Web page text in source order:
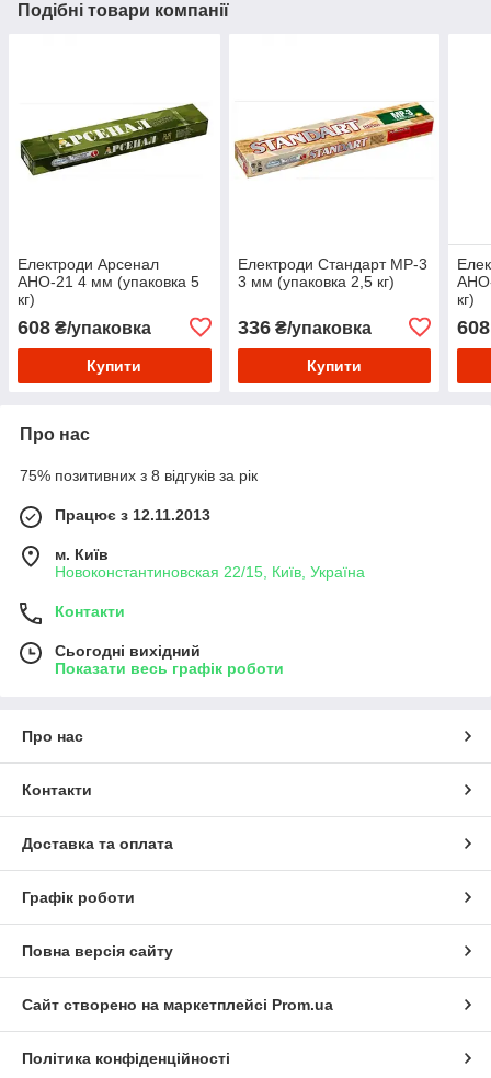
Подібні товари компанії
Електроди Арсенал
АНО-21 4 мм (упаковка 5
кг)
608 ₴/упаковка
Купити
Електроди Стандарт МР-3
3 мм (упаковка 2,5 кг)
336₴/упаковка
Купити
кг)
608
Про нас
75% позитивних з 8 відгуків за рік
Працює з 12.11.2013
м. Київ
Новоконстантиновская 22/15, Київ, Україна
Контакти
Сьогодні вихідний
Показати весь графік роботи
Про нас
Контакти
Доставка та оплата
Графік роботи
Повна версія сайту
Сайт створено на маркетплейсі Prom.ua
Політика конфіденційності